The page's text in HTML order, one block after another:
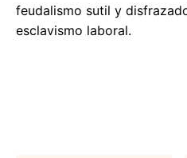
feudalismo sutil y
esclavismo laboral.